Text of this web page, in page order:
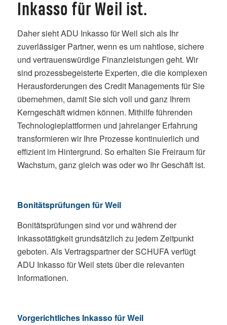
Inkasso für Weil ist.
Daher sieht ADU Inkasso für Weil sich als Ihr
zuverlässiger Partner, wenn es um nahtlose, sichere
und vertrauenswürdige Finanzleistungen geht. Wir
sind prozessbegeisterte Experten, die die komplexen
Herausforderungen des Credit Managements für Sie
übernehmen, damit Sie sich voll und ganz Ihrem
Kerngeschäft widmen können. Mithilfe führenden
Technologieplattformen und jahrelanger Erfahrung
transformieren wir Ihre Prozesse kontinuierlich und
effizient im Hintergrund. So erhalten Sie Freiraum für
Wachstum, ganz gleich was oder wo Ihr Geschäft ist.
Bonitätsprüfungen für Weil
Bonitätsprüfungen sind vor und während der
Inkassotätigkeit grundsätzlich zu jedem Zeitpunkt
geboten. Als Vertragspartner der SCHUFA verfügt
ADU Inkasso für Weil stets über die relevanten
Informationen.
Vorgerichtliches Inkasso für Weil